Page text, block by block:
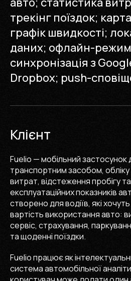
трекінг поїздок;
графік швидкості;
даних; офлайн-
синхронізація з
Dropbox; push-
Клієнт
Fuelio — мобільний застосунок
транспортним засобом,
витрат, відстеження пробігу та
експлуатаційних показників
створено для водіїв, які
вартість використання авто:
сервіс, страхування,
та щоденні поїздки.
Fuelio працює як
система автомобільної